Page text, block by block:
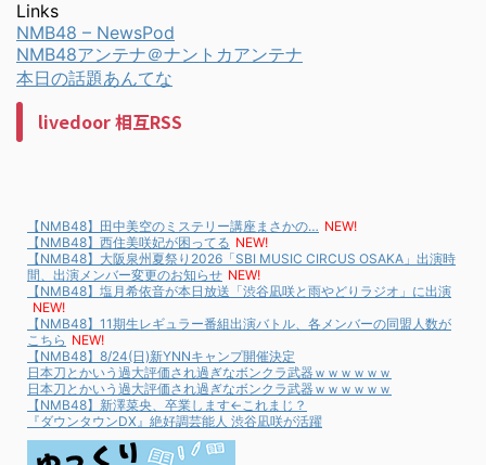
Links
NMB48 – NewsPod
NMB48アンテナ＠ナントカアンテナ
本日の話題あんてな
livedoor 相互RSS
【NMB48】田中美空のミステリー講座まさかの… NEW!
【NMB48】西住美咲妃が困ってる NEW!
【NMB48】大阪泉州夏祭り2026「SBI MUSIC CIRCUS OSAKA」出演時
間、出演メンバー変更のお知らせ NEW!
【NMB48】塩月希依音が本日放送「渋谷凪咲と雨やどりラジオ」に出演
NEW!
【NMB48】11期生レギュラー番組出演バトル、各メンバーの同盟人数が
こちら NEW!
【NMB48】8/24(日)新YNNキャンプ開催決定
日本刀とかいう過大評価され過ぎなボンクラ武器ｗｗｗｗｗｗ
日本刀とかいう過大評価され過ぎなボンクラ武器ｗｗｗｗｗｗ
【NMB48】新澤菜央、卒業します←これまじ？
『ダウンタウンDX』絶好調芸能人 渋谷凪咲が活躍